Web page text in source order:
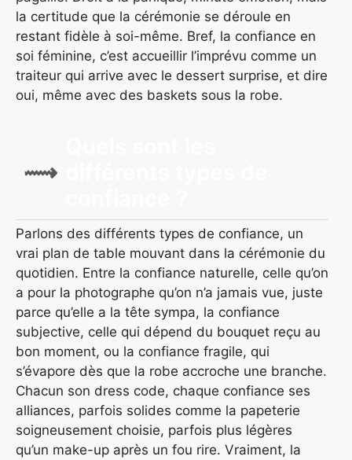
la certitude que la cérémonie se déroule en
restant fidèle à soi-même. Bref, la confiance en
soi féminine, c’est accueillir l’imprévu comme un
traiteur qui arrive avec le dessert surprise, et dire
oui, même avec des baskets sous la robe.
Parlons des différents types de confiance, un
vrai plan de table mouvant dans la cérémonie du
quotidien. Entre la confiance naturelle, celle qu’on
a pour la photographe qu’on n’a jamais vue, juste
parce qu’elle a la tête sympa, la confiance
subjective, celle qui dépend du bouquet reçu au
bon moment, ou la confiance fragile, qui
s’évapore dès que la robe accroche une branche.
Chacun son dress code, chaque confiance ses
alliances, parfois solides comme la papeterie
soigneusement choisie, parfois plus légères
qu’un make-up après un fou rire. Vraiment, la